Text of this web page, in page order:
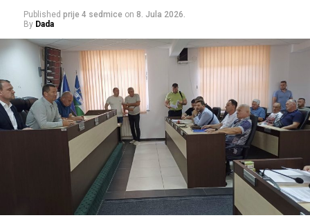
e, Obavještajno-sigurnosne agencije Bosne i Hercegovine
(OSA BiH) i Ministarstva unutrašnjih poslova Unsko-
sanskog kantona.
Share Post
Share
Tweet Share
Mail
Published prije 4 sedmice on 8. Jula 2026.
By Dada